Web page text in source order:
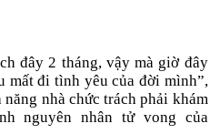
đây 2 tháng, vậy mà giờ đây
mất đi tình yêu của đời mình”,
năng nhà chức trách phải khám
nguyên nhân tử vong của